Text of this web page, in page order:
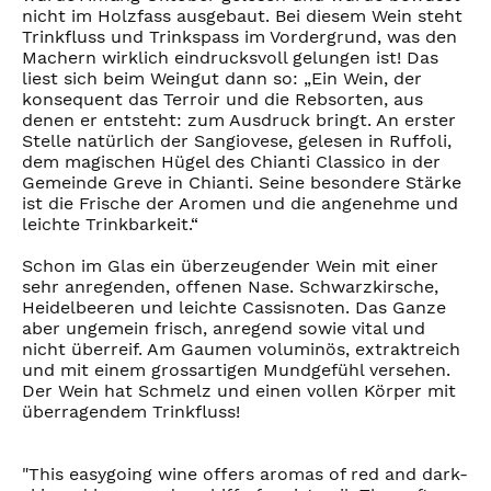
nicht im Holzfass ausgebaut. Bei diesem Wein steht
Trinkfluss und Trinkspass im Vordergrund, was den
Machern wirklich eindrucksvoll gelungen ist! Das
liest sich beim Weingut dann so: „Ein Wein, der
konsequent das Terroir und die Rebsorten, aus
denen er entsteht: zum Ausdruck bringt. An erster
Stelle natürlich der Sangiovese, gelesen in Ruffoli,
dem magischen Hügel des Chianti Classico in der
Gemeinde Greve in Chianti. Seine besondere Stärke
ist die Frische der Aromen und die angenehme und
leichte Trinkbarkeit.“
Schon im Glas ein überzeugender Wein mit einer
sehr anregenden, offenen Nase. Schwarzkirsche,
Heidelbeeren und leichte Cassisnoten. Das Ganze
aber ungemein frisch, anregend sowie vital und
nicht überreif. Am Gaumen voluminös, extraktreich
und mit einem grossartigen Mundgefühl versehen.
Der Wein hat Schmelz und einen vollen Körper mit
überragendem Trinkfluss!
"This easygoing wine offers aromas of red and dark-